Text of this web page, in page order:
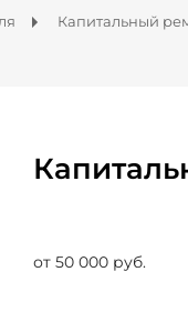
Капитальный
от 50 000 руб.